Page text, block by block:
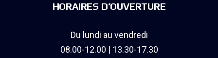
HORAIRES D’OUVERTURE
Du lundi au vendredi
08.00-12.00 | 13.30-17.30